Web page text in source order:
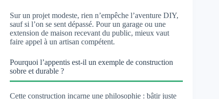
Sur un projet modeste, rien n’empêche l’aventure DIY,
sauf si l’on se sent dépassé. Pour un garage ou une
extension de maison recevant du public, mieux vaut
faire appel à un artisan compétent.
Pourquoi l’appentis est-il un exemple de construction
sobre et durable ?
Cette construction incarne une philosophie : bâtir juste